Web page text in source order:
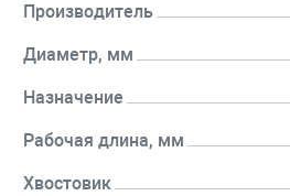
Производитель
Диаметр, мм
Назначение
Рабочая длина, мм
Хвостовик